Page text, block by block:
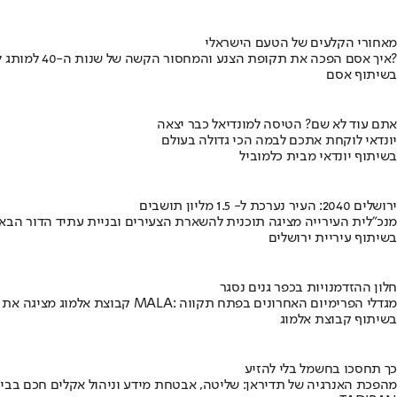
מאחורי הקלעים של הטעם הישראלי
איך אסם הפכה את תקופת הצנע והמחסור הקשה של שנות ה-40 למותג לאומי?
בשיתוף אסם
אתם עוד לא שם? הטיסה למונדיאל כבר יצאה
יונדאי לוקחת אתכם לבמה הכי גדולה בעולם
בשיתוף יונדאי מבית כלמוביל
ירושלים 2040: העיר נערכת ל- 1.5 מליון תושבים
מנכ"לית העירייה מציגה תוכנית להשארת הצעירים ובניית עתיד הדור
בשיתוף עיריית ירושלים
חלון ההזדמנויות בכפר גנים נסגר
קבוצת אלמוג מציגה את פרויקט MALA: מגדלי הפרימיום האחרונים בפתח תקווה
בשיתוף קבוצת אלמוג
כך תחסכו בחשמל בלי להזיע
מהפכת האנרגיה של תדיראן: שליטה, אבטחת מידע וניהול אקלים חכם